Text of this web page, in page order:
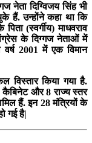
नेता दिग्विजय सिंह भी
हैं. उन्‍होंने कहा था कि
(स्‍वर्गीय) माधवराव
के दिग्‍गज नेताओं में
वर्ष 2001 में एक विमान
विस्‍तार किया गया है.
और 8 राज्‍य स्‍तर
हैं. इन 28 मंत्रियों के
गई है|